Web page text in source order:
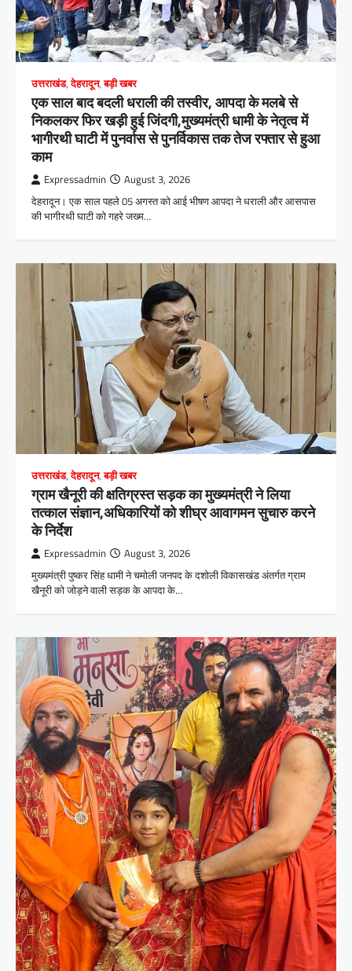
उत्तराखंड,देहरादून,बड़ी खबर
एक साल बाद बदली धराली की तस्वीर, आपदा के मलबे से
निकलकर फिर खड़ी हुई जिंदगी,मुख्यमंत्री धामी के नेतृत्व में
भागीरथी घाटी में पुनर्वास से पुनर्विकास तक तेज रफ्तार से हुआ
काम
Expressadmin August 3, 2026
देहरादून। एक साल पहले 05 अगस्त को आई भीषण आपदा ने धराली और आसपास
की भागीरथी घाटी को गहरे जख्म…
उत्तराखंड,देहरादून,बड़ी खबर
ग्राम खैनूरी की क्षतिग्रस्त सड़क का मुख्यमंत्री ने लिया
तत्काल संज्ञान,अधिकारियों को शीघ्र आवागमन सुचारु करने
के निर्देश
Expressadmin August 3, 2026
मुख्यमंत्री पुष्कर सिंह धामी ने चमोली जनपद के दशोली विकासखंड अंतर्गत ग्राम
खैनूरी को जोड़ने वाली सड़क के आपदा के…